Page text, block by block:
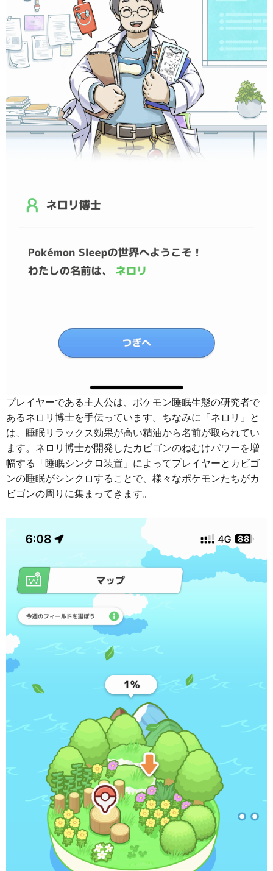
プレイヤーである主人公は、ポケモン睡眠生態の研究者で
あるネロリ博士を手伝っています。ちなみに「ネロリ」と
は、睡眠リラックス効果が高い精油から名前が取られてい
ます。ネロリ博士が開発したカビゴンのねむけパワーを増
幅する「睡眠シンクロ装置」によってプレイヤーとカビゴ
ンの睡眠がシンクロすることで、様々なポケモンたちがカ
ビゴンの周りに集まってきます。